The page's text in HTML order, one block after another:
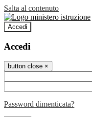
Salta al contenuto
Accedi
Accedi
button close ×
Password dimenticata?